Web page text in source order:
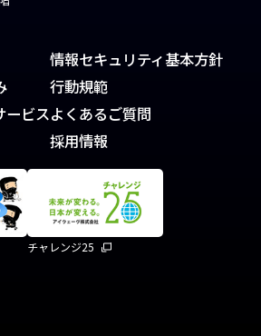
ービス
情報セキュリティ基本方針
行動規範
よくあるご質問
採用情報
チャレンジ25